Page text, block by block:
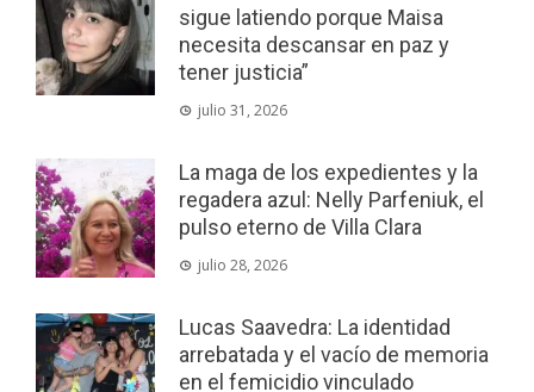
sigue latiendo porque Maisa
necesita descansar en paz y
tener justicia”
julio 31, 2026
La maga de los expedientes y la
regadera azul: Nelly Parfeniuk, el
pulso eterno de Villa Clara
julio 28, 2026
Lucas Saavedra: La identidad
arrebatada y el vacío de memoria
en el femicidio vinculado